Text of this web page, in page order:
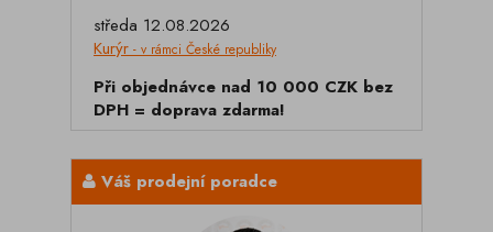
středa 12.08.2026
Kurýr - v rámci České republiky
Při objednávce nad 10 000 CZK bez
DPH = doprava zdarma!
Váš prodejní poradce